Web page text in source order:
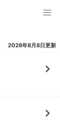
2026年8月8日更新